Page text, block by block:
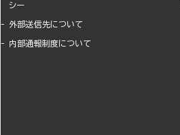
シー
外部送信先について
内部通報制度について